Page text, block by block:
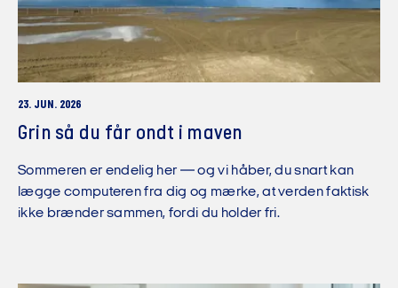
23. JUN. 2026
Grin så du får ondt i maven
Sommeren er endelig her — og vi håber, du snart kan
lægge computeren fra dig og mærke, at verden faktisk
ikke brænder sammen, fordi du holder fri.